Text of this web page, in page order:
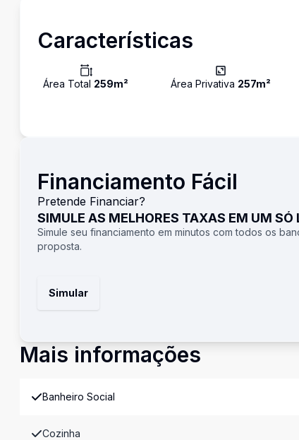
Características
Área Total 259m² Área Privativa 257m²
Financiamento Fácil
Pretende Financiar?
SIMULE AS MELHORES TAXAS EM UM SÓ
Simule seu financiamento em minutos com todos os
proposta.
Simular
Mais informações
Banheiro Social
Cozinha